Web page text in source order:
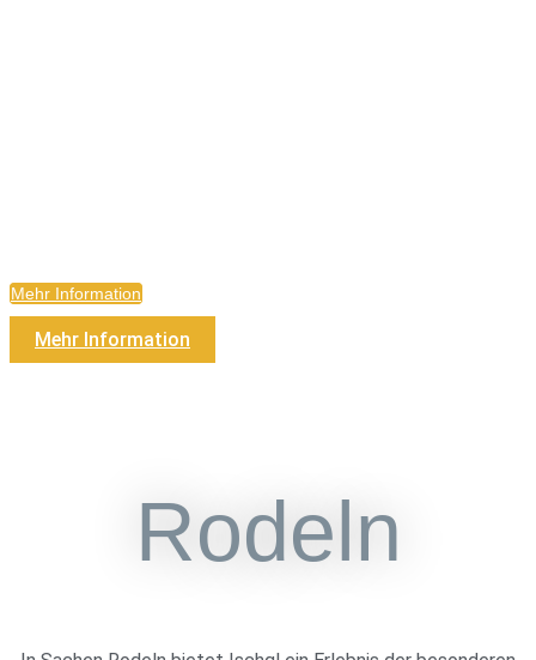
Mehr Information
Mehr Information
Rodeln